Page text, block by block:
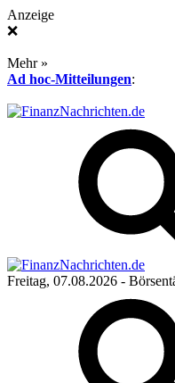
Anzeige
❌
Mehr »
Ad hoc-Mitteilungen:
Freitag, 07.08.2026 -